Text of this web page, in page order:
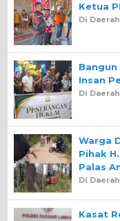
Ketua
Di Daerah
Bangun
Insan
Di Daerah
Warga
Pihak
Palas
Di Daerah
Kasat